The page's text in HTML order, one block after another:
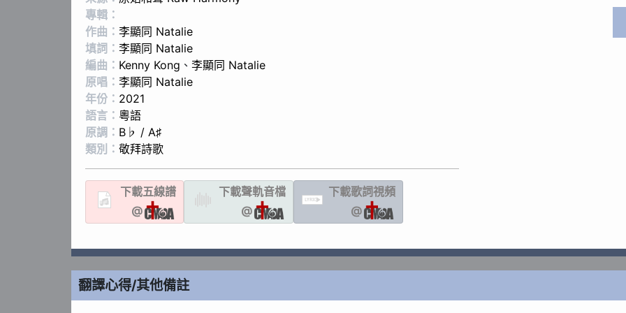
專輯：
作曲： 李顯同 Natalie
填詞： 李顯同 Natalie
編曲： Kenny Kong 、 李顯同 Natalie
原唱： 李顯同 Natalie
年份： 2021
語言： 粵語
原調： B♭ / A♯
類別： 敬拜詩歌
下載五線譜
@
下載聲軌音檔
@
LYRIC
下載歌詞視頻
@
翻譯心得/其他備註